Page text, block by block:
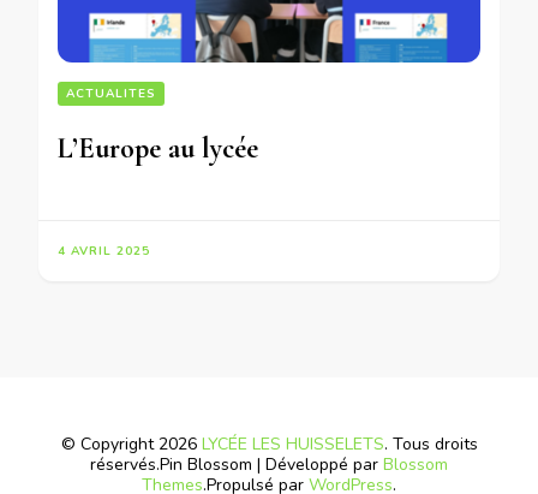
ACTUALITES
L’Europe au lycée
4 AVRIL 2025
© Copyright 2026 LYCÉE LES HUISSELETS. Tous droits
réservés.Pin Blossom | Développé par Blossom
Themes.Propulsé par WordPress.